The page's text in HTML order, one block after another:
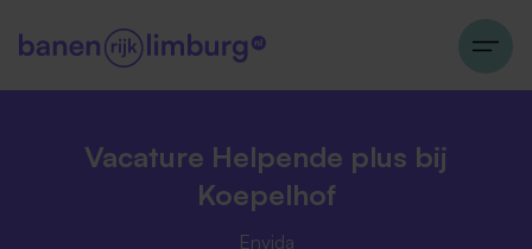
Vacature Helpende plus bij
Koepelhof
Envida